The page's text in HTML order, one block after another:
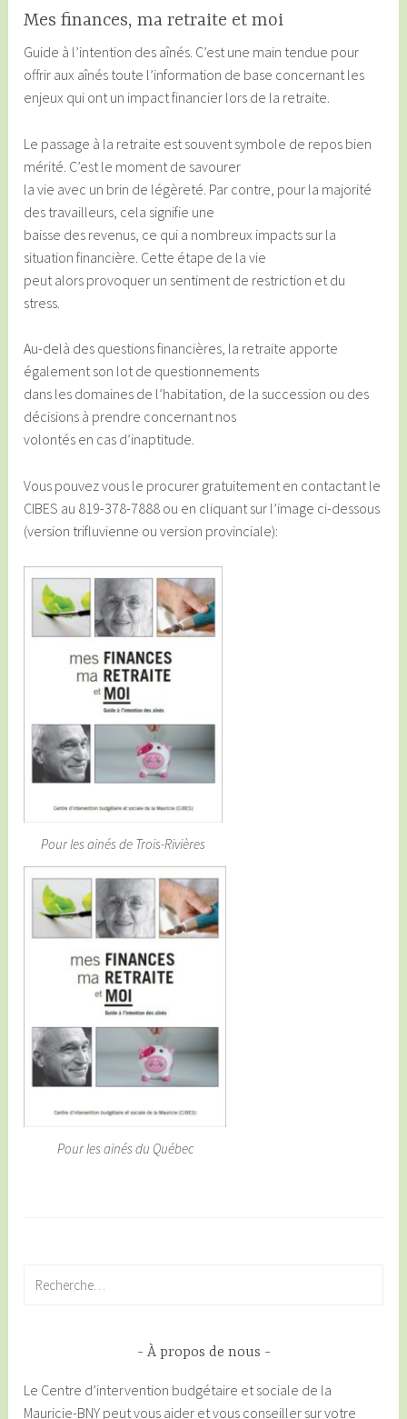
Mes finances, ma retraite et moi
Guide à l’intention des aînés. C’est une main tendue pour
offrir aux aînés toute l’information de base concernant les
enjeux qui ont un impact financier lors de la retraite.
Le passage à la retraite est souvent symbole de repos bien
mérité. C’est le moment de savourer
la vie avec un brin de légèreté. Par contre, pour la majorité
des travailleurs, cela signifie une
baisse des revenus, ce qui a nombreux impacts sur la
situation financière. Cette étape de la vie
peut alors provoquer un sentiment de restriction et du
stress.
Au-delà des questions financières, la retraite apporte
également son lot de questionnements
dans les domaines de l’habitation, de la succession ou des
décisions à prendre concernant nos
volontés en cas d’inaptitude.
Vous pouvez vous le procurer gratuitement en contactant le
CIBES au 819-378-7888 ou en cliquant sur l’image ci-dessous
(version trifluvienne ou version provinciale):
Pour les ainés de Trois-Rivières
Pour les ainés du Québec
À propos de nous
Le Centre d’intervention budgétaire et sociale de la
Mauricie-BNY peut vous aider et vous conseiller sur votre